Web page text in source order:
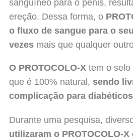
sanguíneo para o pênis,
ereção. Dessa forma, o
o fluxo de sangue para o
vezes mais que qualquer
O PROTOCOLO-X tem o selo
que é 100% natural, sendo
complicação para
Durante uma pesquisa,
utilizaram o PROTOCOLO-X